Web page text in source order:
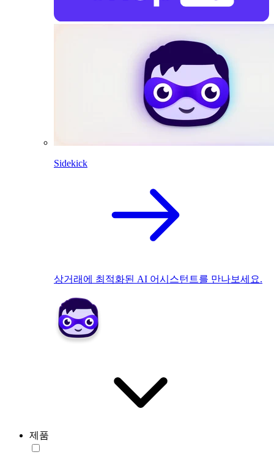
Sidekick
상거래에 최적화된 AI 어시스턴트를 만나보세요.
제품